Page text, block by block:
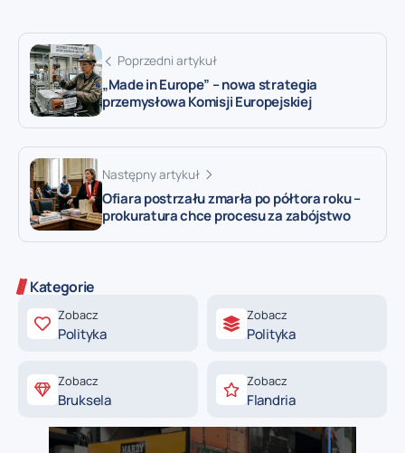
Poprzedni artykuł
„Made in Europe” – nowa strategia
przemysłowa Komisji Europejskiej
Następny artykuł
Ofiara postrzału zmarła po półtora roku –
prokuratura chce procesu za zabójstwo
Kategorie
Zobacz
Polityka
Zobacz
Polityka
Zobacz
Bruksela
Zobacz
Flandria